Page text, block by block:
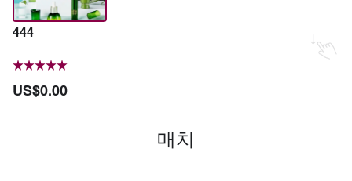
444
US$0.00
매치